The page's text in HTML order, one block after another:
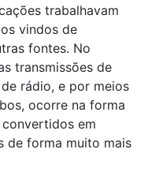
trabalhavam
vindos de
fontes. No
transmissões de
rádio, e por meios
ocorre na forma
em
de forma muito mais